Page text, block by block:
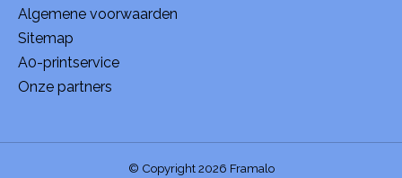
Algemene voorwaarden
Sitemap
A0-printservice
Onze partners
© Copyright 2026 Framalo